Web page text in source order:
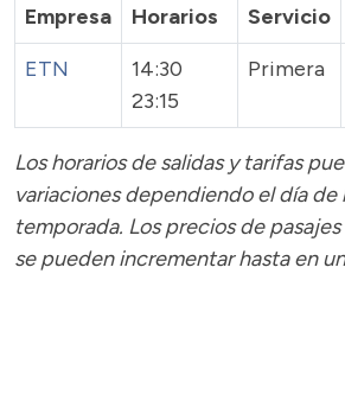
Empresa Horarios Servicio
ETN
14:30
23:15
Primera
Los horarios de salidas y tarifas
variaciones dependiendo el día de
temporada. Los precios de pasajes
se pueden incrementar hasta en